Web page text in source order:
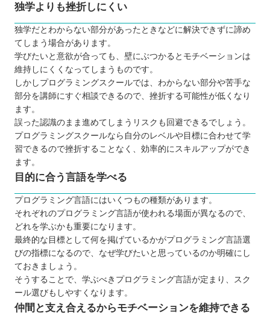
独学よりも挫折しにくい
独学だとわからない部分があったときなどに解決できずに諦め
てしまう場合があります。
学びたいと意欲が合っても、壁にぶつかるとモチベーションは
維持しにくくなってしまうものです。
しかしプログラミングスクールでは、わからない部分や苦手な
部分を講師にすぐ相談できるので、挫折する可能性が低くなり
ます。
誤った認識のまま進めてしまうリスクも回避できるでしょう。
プログラミングスクールなら自分のレベルや目標に合わせて学
習できるので挫折することなく、効率的にスキルアップができ
ます。
目的に合う言語を学べる
プログラミング言語にはいくつもの種類があります。
それぞれのプログラミング言語が使われる場面が異なるので、
どれを学ぶかも重要になります。
最終的な目標として何を掲げているかがプログラミング言語選
びの指標になるので、なぜ学びたいと思っているのか明確にし
ておきましょう。
そうすることで、学ぶべきプログラミング言語が定まり、スク
ール選びもしやすくなります。
仲間と支え合えるからモチベーションを維持できる